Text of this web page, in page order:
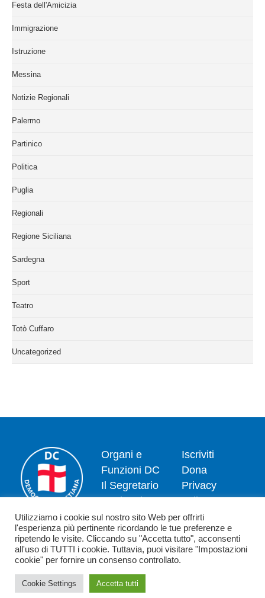
Festa dell'Amicizia
Immigrazione
Istruzione
Messina
Notizie Regionali
Palermo
Partinico
Politica
Puglia
Regionali
Regione Siciliana
Sardegna
Sport
Teatro
Totò Cuffaro
Uncategorized
Organi e
Funzioni DC
Il Segretario
Nazionale
Dipartimenti
News
Contatti
Iscriviti
Dona
Privacy
policy
Politica dei
cookie
Copyright 2026 - Democrazia Cristiana - Piazzale Luigi Sturzo,15 - 00144
Utilizziamo i cookie sul nostro sito Web per offrirti
l'esperienza più pertinente ricordando le tue preferenze e
ripetendo le visite. Cliccando su "Accetta tutto", acconsenti
all'uso di TUTTI i cookie. Tuttavia, puoi visitare "Impostazioni
cookie" per fornire un consenso controllato.
Cookie Settings Accetta tutti